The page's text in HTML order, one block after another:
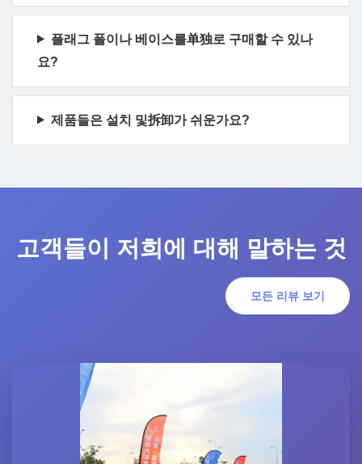
플래그 폴이나 베이스를单独로 구매할 수 있나
요?
제품들은 설치 및拆卸가 쉬운가요?
고객들이 저희에 대해 말하는 것
모든 리뷰 보기